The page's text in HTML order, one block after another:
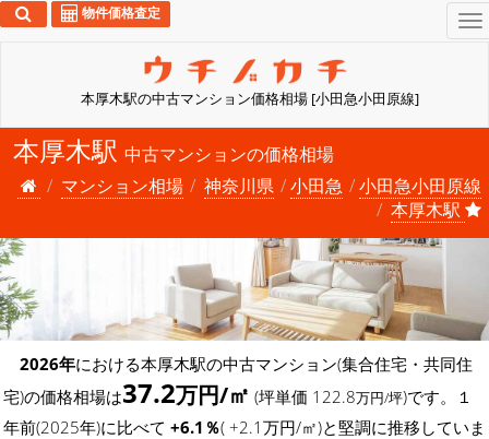
本厚木駅の中古マンション価格相場 [小田急小田原線]
物件価格査定
本厚木駅 中古マンションの価格相場
マンション相場
神奈川県 小田急
小田急小田原線
本厚木駅
2026年における本厚木駅の中古マンション(集合住宅・共同住
宅)の価格相場は37.2万円/㎡ (坪単価 122.8万円/坪)です。１
年前(2025年)に比べて +6.1％( +2.1万円/㎡)と堅調に推移していま